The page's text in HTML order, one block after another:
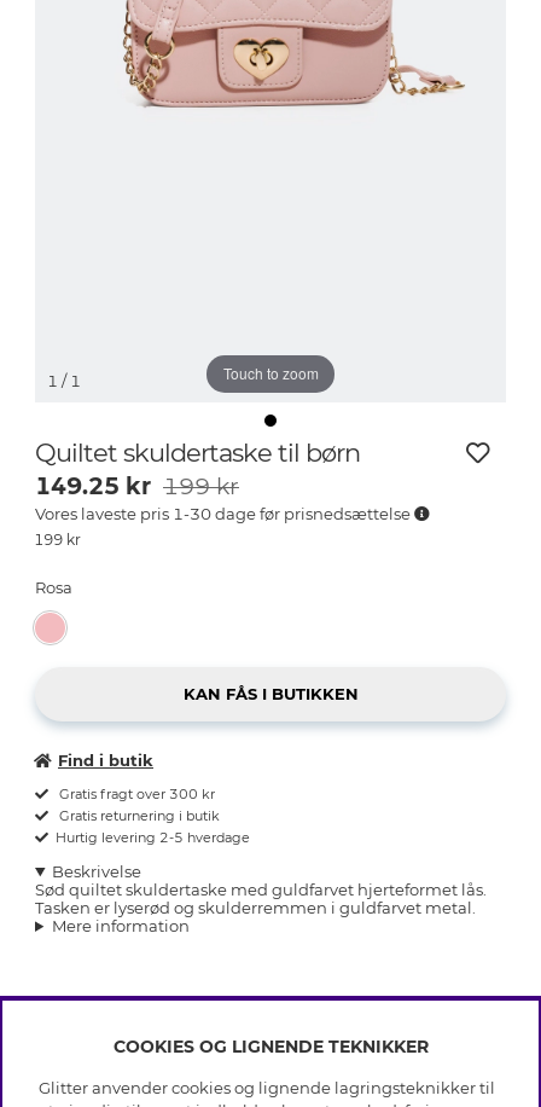
Touch to zoom
1 / 1
Quiltet skuldertaske til børn
199 kr
149.25 kr 199 kr
Vores laveste pris 1-30 dage før prisnedsættelse
Rosa
Find i butik
Gratis fragt over 300 kr
Gratis returnering i butik
Hurtig levering 2-5 hverdage
Beskrivelse
Sød quiltet skuldertaske med guldfarvet hjerteformet lås.
Tasken er lyserød og skulderremmen i guldfarvet metal.
Mere information
INFO
Betingelser
COOKIES OG LIGNENDE TEKNIKKER
Glitter anvender cookies og lignende lagringsteknikker til